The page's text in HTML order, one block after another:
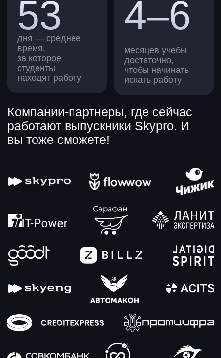
Настя Гукалова
Начинала с SMM и доросла до директора
по маркетингу и бизнес-аналитика.
В маркетинге 12 лет.
Особый талант Насти — переводить
Диана Данелия
разрабатывая и внедряя стратегии
удержания клиентов в финтех-индустрии.
Особый талант Дианы — превращать
в эффективные CRM-стратегии.
Антон Стеньков
В маркетинге — уже 10 лет. Больше 2,5 лет
работает с нейросетями: создает контент,
автоматизирует процессы, тестирует
инструменты и собирает миллионы
просмотров без рекламного бюджета.